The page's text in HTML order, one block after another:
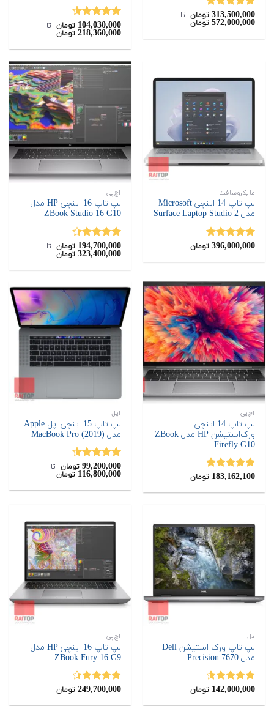
نمره5.00
از 5
313,500,000 تومان ‌ تا ‌
572,000,000 تومان نمره4.50
از 5
104,030,000 تومان ‌ تا ‌
218,360,000 تومان
مایکروسافت
لپ تاپ 14 اینچی Microsoft
مدل Surface Laptop Studio 2
نمره5.00
396,000,000 تومان
اچ‌پی
لپ تاپ 16 اینچی HP مدل
ZBook Studio 16 G10
نمره4.40
از 5
194,700,000 تومان ‌ تا ‌
323,400,000 تومان
اچ‌پی
لپ تاپ 14 اینچی
ورک‌استیشن HP مدل ZBook
Firefly G10
نمره5.00
183,162,100 تومان
اپل
لپ تاپ 15 اینچی اپل Apple
مدل MacBook Pro (2019)
نمره4.50
از 5
99,200,000 تومان ‌ تا ‌
116,800,000 تومان
دل
لپ تاپ ورک استیشن Dell
مدل Precision 7670
نمره4.50
142,000,000 تومان
اچ‌پی
لپ تاپ 16 اینچی HP مدل
ZBook Fury 16 G9
نمره4.33
249,700,000 تومان